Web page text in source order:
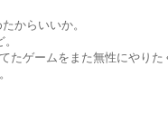
からいいか。
たゲームをまた無性にやりた